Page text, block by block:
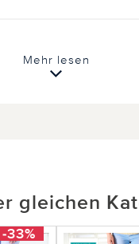
Mehr lesen
gleichen
-33%